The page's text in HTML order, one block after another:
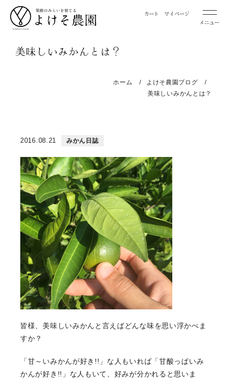
お問い合わせ
カート マイページ
桃
お取り寄せ用みかん
特選 お取り寄せ用みかん
特選 贈答用みかん
レモン
よけそ農園について
果物と出荷時期
ブログ
カート
マイページ
メニュー
美味しいみかんとは？
ホーム
よけそ農園ブログ
美味しいみかんとは？
2016.08.21 みかん日誌
皆様、美味しいみかんと言えばどんな味を思い浮かべま
すか？
「甘～いみかんが好き!!」な人もいれば「甘酸っぱいみ
かんが好き!!」な人もいて、好みが分かれると思いま